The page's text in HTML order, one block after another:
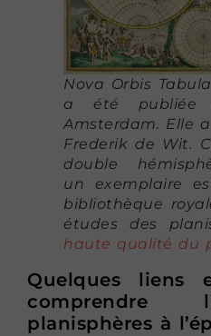
Nova Orbis
a été publiée
Amsterdam. Elle
Frederik de Wit.
double
un exemplaire
bibliothèque
études des
haute qualité du
Quelques liens
comprendre
planisphères à